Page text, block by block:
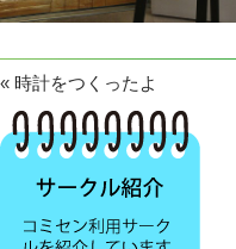
« 時計をつくったよ